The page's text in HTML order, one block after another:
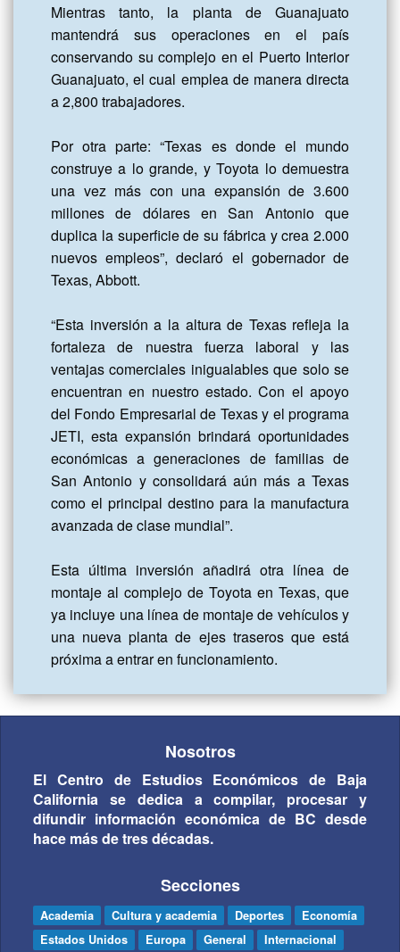
Mientras tanto, la planta de Guanajuato
mantendrá sus operaciones en el país
conservando su complejo en el Puerto Interior
Guanajuato, el cual emplea de manera directa
a 2,800 trabajadores.
Por otra parte: “Texas es donde el mundo
construye a lo grande, y Toyota lo demuestra
una vez más con una expansión de 3.600
millones de dólares en San Antonio que
duplica la superficie de su fábrica y crea 2.000
nuevos empleos”, declaró el gobernador de
Texas, Abbott.
“Esta inversión a la altura de Texas refleja la
fortaleza de nuestra fuerza laboral y las
ventajas comerciales inigualables que solo se
encuentran en nuestro estado. Con el apoyo
del Fondo Empresarial de Texas y el programa
JETI, esta expansión brindará oportunidades
económicas a generaciones de familias de
San Antonio y consolidará aún más a Texas
como el principal destino para la manufactura
avanzada de clase mundial”.
Esta última inversión añadirá otra línea de
montaje al complejo de Toyota en Texas, que
ya incluye una línea de montaje de vehículos y
una nueva planta de ejes traseros que está
próxima a entrar en funcionamiento.
Nosotros
El Centro de Estudios Económicos de Baja
California se dedica a compilar, procesar y
difundir información económica de BC desde
hace más de tres décadas.
Secciones
Academia Cultura y academia Deportes
Economía
Estados Unidos
Europa General Internacional